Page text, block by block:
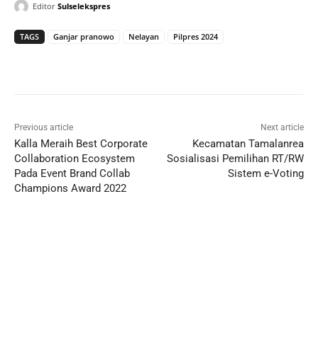
Editor Sulselekspres
TAGS Ganjar pranowo Nelayan Pilpres 2024
Previous article
Kalla Meraih Best Corporate
Collaboration Ecosystem
Pada Event Brand Collab
Champions Award 2022
Next article
Kecamatan Tamalanrea
Sosialisasi Pemilihan RT/RW
Sistem e-Voting